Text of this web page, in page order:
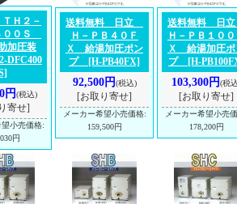
Ｈ２－
００Ｓ
加圧装
DFC400
円(税込)
寄せ]
望小売価格:
円
送料無料 日立
Ｈ－ＰＢ４０Ｆ
Ｘ 給湯加圧ポン
プ
[H-PB40FX]
92,500円(税込)
[お取り寄せ]
メーカー希望小売価格:
159,500円
送料無料 日
Ｈ－ＰＢ１００
Ｘ 給湯加圧ポ
プ
[H-
103,300円(税
[お取り寄せ]
メーカー希望小売
178,200円